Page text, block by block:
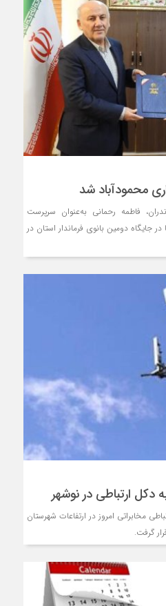
محمودآباد شد
فاطمه رحمانی به‌عنوان سرپرست
جایگاه دومین بانوی فرماندار استان در
دکل ارتباطی در نوشهر
مخابراتی امروز در ارتفاعات شهرستان
گرفت.